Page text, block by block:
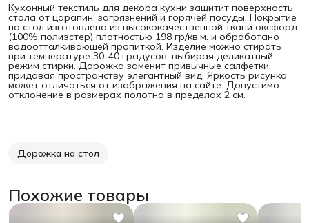
Кухонный текстиль для декора кухни защитит поверхность
стола от царапин, загрязнений и горячей посуды. Покрытие
на стол изготовлено из высококачественной ткани оксфорд
(100% полиэстер) плотностью 198 гр/кв.м. и обработано
водоотталкивающей пропиткой. Изделие можно стирать
при температуре 30-40 градусов, выбирая деликатный
режим стирки. Дорожка заменит привычные салфетки,
придавая пространству элегантный вид. Яркость рисунка
может отличаться от изображения на сайте. Допустимо
отклонение в размерах полотна в пределах 2 см.
Дорожка на стол
Похожие товары